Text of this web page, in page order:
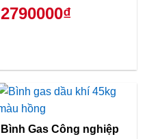
2790000₫
Bình Gas Công nghiệp